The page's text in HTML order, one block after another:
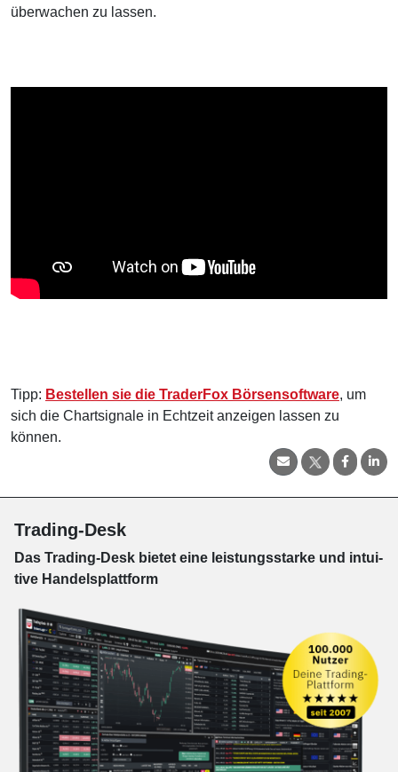
überwachen zu lassen.
Tipp: Bestellen sie die TraderFox Börsensoftware, um
sich die Chartsignale in Echtzeit anzeigen lassen zu
können.
Trading-Desk
Das Trading-Desk bie­tet eine leis­tungs­star­ke und in­tui­
tive Han­dels­platt­form